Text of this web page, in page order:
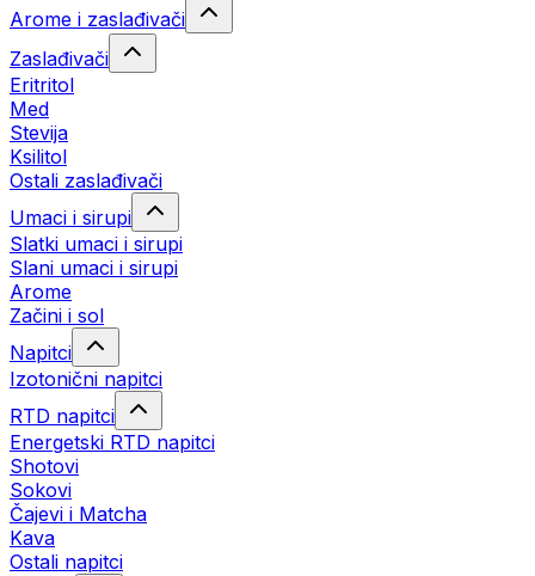
Arome i zaslađivači
Zaslađivači
Eritritol
Med
Stevija
Ksilitol
Ostali zaslađivači
Umaci i sirupi
Slatki umaci i sirupi
Slani umaci i sirupi
Arome
Začini i sol
Napitci
Izotonični napitci
RTD napitci
Energetski RTD napitci
Shotovi
Sokovi
Čajevi i Matcha
Kava
Ostali napitci